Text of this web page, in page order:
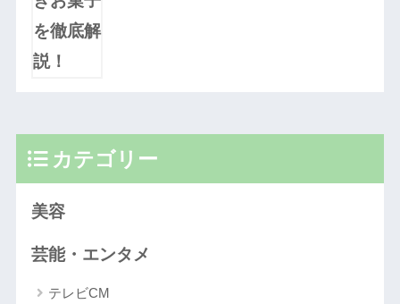
カテゴリー
美容
芸能・エンタメ
テレビCM